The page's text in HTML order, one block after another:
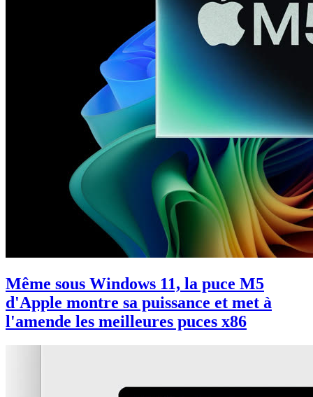
Même sous Windows 11, la puce M5
d'Apple montre sa puissance et met à
l'amende les meilleures puces x86